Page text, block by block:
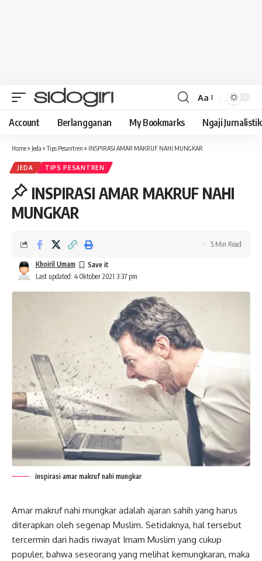
Font
Resizer
Aa
Account Berlangganan My Bookmarks Ngaji Jurnalistik
Home» Jeda »Tips Pesantren » INSPIRASI AMAR MAKRUF NAHI MUNGKAR
JEDA TIPS PESANTREN
INSPIRASI AMAR MAKRUF NAHI
MUNGKAR
Last updated: 4 Oktober 2021 3:37 pm
Khoiril Umam
5 Min Read
inspirasi amar makruf nahi mungkar
Amar makruf nahi mungkar adalah ajaran sahih yang harus
diterapkan oleh segenap Muslim. Setidaknya, hal tersebut
tercermin dari hadis riwayat Imam Muslim yang cukup
populer, bahwa seseorang yang melihat kemungkaran, maka